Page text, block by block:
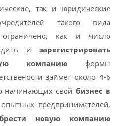
так и юридические
такого вида
как и число
и зарегистрировать
компанию формы
займет около 4-6
начинающих свойбизнес в
предпринимателей,
новую компанию